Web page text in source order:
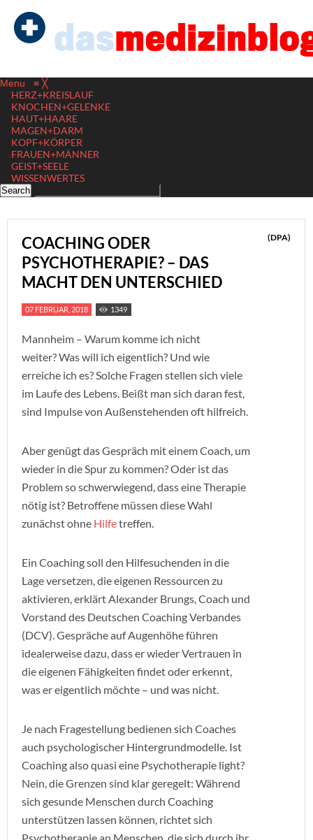
Menu ≡ ╳
HERZ+KREISLAUF
KNOCHEN+GELENKE
HAUT+HAARE
MAGEN+DARM
KOPF+KÖRPER
FRAUEN+MÄNNER
GEIST+SEELE
WISSENWERTES
COACHING ODER
PSYCHOTHERAPIE? – DAS
MACHT DEN UNTERSCHIED
(DPA)
07 FEBRUAR, 2018 1349
Mannheim – Warum komme ich nicht
weiter? Was will ich eigentlich? Und wie
erreiche ich es? Solche Fragen stellen sich viele
im Laufe des Lebens. Beißt man sich daran fest,
sind Impulse von Außenstehenden oft hilfreich.
Aber genügt das Gespräch mit einem Coach, um
wieder in die Spur zu kommen? Oder ist das
Problem so schwerwiegend, dass eine Therapie
nötig ist? Betroffene müssen diese Wahl
zunächst ohne Hilfetreffen.
Ein Coaching soll den Hilfesuchenden in die
Lage versetzen, die eigenen Ressourcen zu
aktivieren, erklärt Alexander Brungs, Coach und
Vorstand des Deutschen Coaching Verbandes
(DCV). Gespräche auf Augenhöhe führen
idealerweise dazu, dass er wieder Vertrauen in
die eigenen Fähigkeiten findet oder erkennt,
was er eigentlich möchte – und was nicht.
Je nach Fragestellung bedienen sich Coaches
auch psychologischer Hintergrundmodelle. Ist
Coaching also quasi eine Psychotherapie light?
Nein, die Grenzen sind klar geregelt: Während
sich gesunde Menschen durch Coaching
unterstützen lassen können, richtet sich